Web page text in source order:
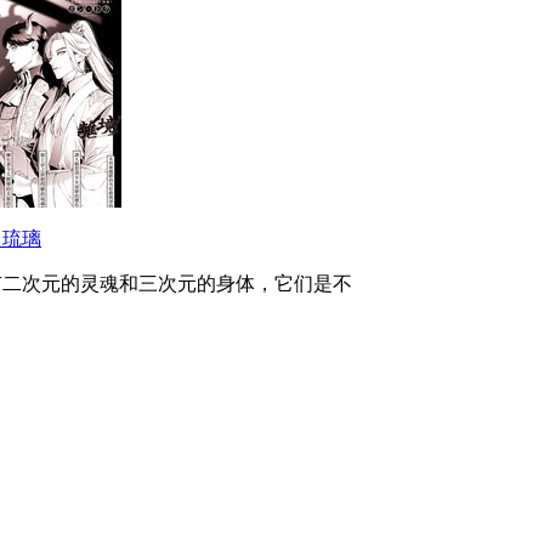
璃
次元的灵魂和三次元的身体，它们是不